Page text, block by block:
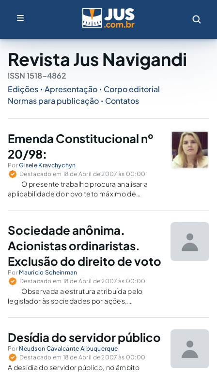
Revista Jus Navigandi
ISSN 1518-4862
Edições • Apresentação • Corpo editorial
Normas para publicação • Contatos
Emenda Constitucional nº
20/98:
PorGisele Kravchychyn
Destacado em 18 de Abril de 2007 às 00:00
O presente trabalho procura analisar a
aplicabilidade do novo teto máximo de
que já estavam em curso na data da vigência
ateremos ao histórico dos limites de
pagamentos…
Sociedade anônima.
Acionistas ordinaristas.
Exclusão do direito de voto
Por Maurício Scheinman
Destacado em 18 de Abril de 2007 às 00:00
Observada a estrutura atribuída pelo
legislador às sociedades por ações,
perante a sociedade podem ser divididos em
individuais e os direitos sociais.
Distinguem-se uns e outros por dois
aspectos…
Desídia do servidor público
Por Neudson Cavalcante Albuquerque
Destacado em 18 de Abril de 2007 às 00:00
A desídia do servidor público, no âmbito